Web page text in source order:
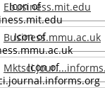
Ebusiness.mit.edu
Business.mmu.ac.uk